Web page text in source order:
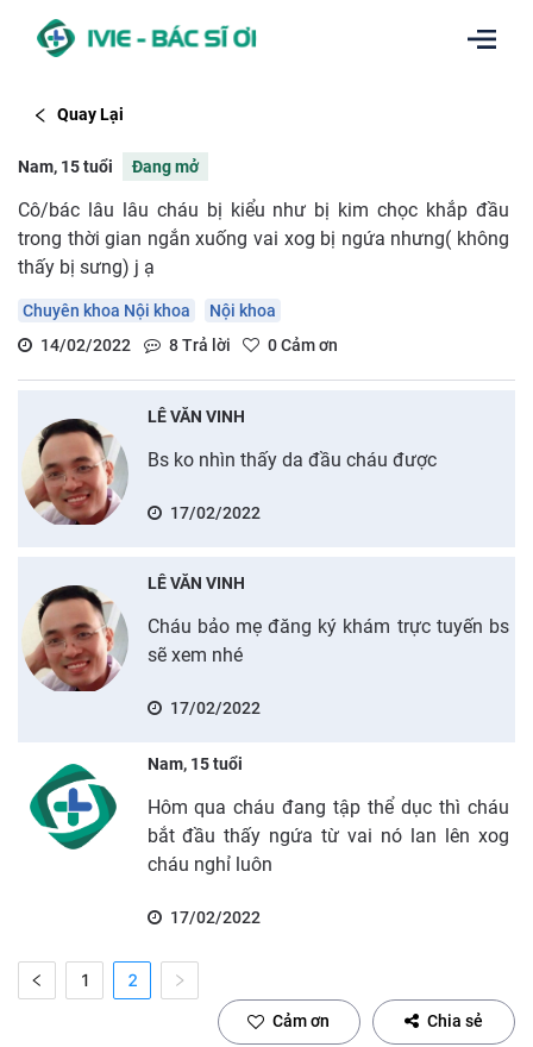
Quay Lại
Nam, 15 tuổi Đang mở
Cô/bác lâu lâu cháu bị kiểu như bị kim chọc khắp đầu
trong thời gian ngắn xuống vai xog bị ngứa nhưng( không
thấy bị sưng) j ạ
Chuyên khoa Nội khoa
Nội khoa
14/02/2022
8Trả lời 0Cảm ơn
LÊ VĂN VINH
Bs ko nhìn thấy da đầu cháu được
17/02/2022
LÊ VĂN VINH
Cháu bảo mẹ đăng ký khám trực tuyến bs
sẽ xem nhé
17/02/2022
Nam, 15 tuổi
Hôm qua cháu đang tập thể dục thì cháu
bắt đầu thấy ngứa từ vai nó lan lên xog
cháu nghỉ luôn
17/02/2022
1 2
Cảm ơn Chia sẻ